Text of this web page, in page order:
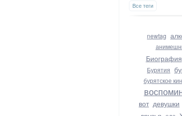
Все теги
newtag
Биография
Бурятия
бурятское
вот девушки